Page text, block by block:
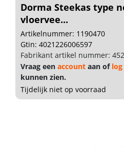
Dorma Steekas type
vloervee...
Artikelnummer: 1190470
Gtin: 4021226006597
Fabrikant artikel nummer:
Vraag een account aan of
kunnen zien.
Tijdelijk niet op voorraad